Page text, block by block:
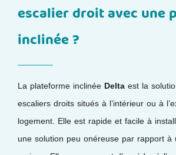
escalier droit avec une
inclinée ?
La plateforme inclinée Delta est la
escaliers droits situés à l’intérieur ou à
logement. Elle est rapide et facile à
une solution peu onéreuse par rapport à